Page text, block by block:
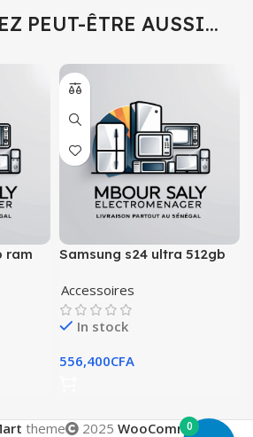
PEUT-ÊTRE AUSSI…
ram
Samsung s24 ultra 512gb
Accessoires
In stock
556,400CFA
theme 2025 WooCommerce
0